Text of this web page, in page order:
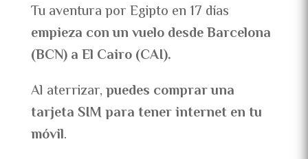
Tu aventura por Egipto en 17 días
empieza con un vuelo desde Barcelona
(BCN) a El Cairo (CAI).
Al aterrizar,puedes comprar una
tarjeta SIM para tener internet en tu
móvil.